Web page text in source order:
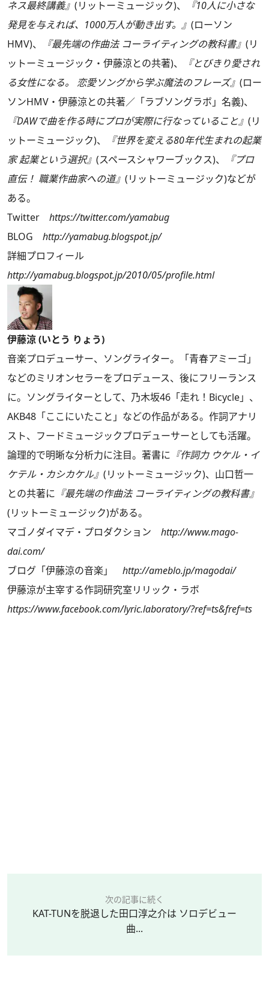
ネス最終講義』 (リットーミュージック)、
『10人に小さな
発見を与えれば、1000万人が動き出す。』 (ローソン
HMV)、
『最先端の作曲法 コーライティングの教科書』 (リ
ットーミュージック・伊藤涼との共著)、
『とびきり愛され
る女性になる。 恋愛ソングから学ぶ魔法のフレーズ』 (ロー
ソンHMV・伊藤涼との共著／「ラブソングラボ」名義)、
『DAWで曲を作る時にプロが実際に行なっていること』 (リ
ットーミュージック)、
『世界を変える80年代生まれの起業
家 起業という選択』 (スペースシャワーブックス)、
『プロ
直伝！ 職業作曲家への道』 (リットーミュージック)などが
ある。
Twitter https://twitter.com/yamabug
BLOG http://yamabug.blogspot.jp/
詳細プロフィール
http://yamabug.blogspot.jp/2010/05/profile.html
伊藤涼 (いとう りょう)
音楽プロデューサー、ソングライター。「青春アミーゴ」
などのミリオンセラーをプロデュース、後にフリーランス
に。ソングライターとして、乃木坂46「走れ！Bicycle」、
AKB48「ここにいたこと」などの作品がある。作詞アナリ
スト、フードミュージックプロデューサーとしても活躍。
論理的で明晰な分析力に注目。著書に 『作詞力 ウケル・イ
ケテル・カシカケル』 (リットーミュージック)、山口哲一
との共著に 『最先端の作曲法 コーライティングの教科書』
(リットーミュージック)がある。
マゴノダイマデ・プロダクション http://www.mago-
dai.com/
ブログ「伊藤涼の音楽」 http://ameblo.jp/magodai/
伊藤涼が主宰する作詞研究室リリック・ラボ
https://www.facebook.com/lyric.laboratory/?ref=ts&fref=ts
次の記事に続く
KAT-TUNを脱退した田口淳之介は ソロデビュー
曲...